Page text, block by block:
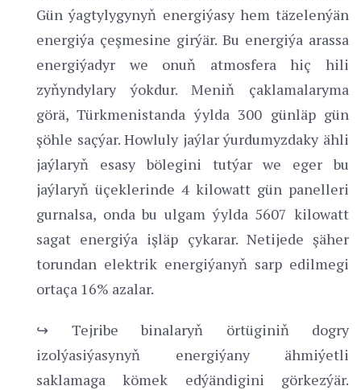
Gün ýagtylygynyň energiýasy hem täzelenýän
energiýa çeşmesine girýär. Bu energiýa arassa
energiýadyr we onuň atmosfera hiç hili
zyňyndylary ýokdur. Meniň çaklamalaryma
görä, Türkmenistanda ýylda 300 günläp gün
şöhle saçýar. Howluly jaýlar ýurdumyzdaky ähli
jaýlaryň esasy bölegini tutýar we eger bu
jaýlaryň üçeklerinde 4 kilowatt gün panelleri
gurnalsa, onda bu ulgam ýylda 5607 kilowatt
sagat energiýa işläp çykarar. Netijede şäher
torundan elektrik energiýanyň sarp edilmegi
ortaça 16% azalar.
↪ Tejribe binalaryň örtüginiň dogry
izolýasiýasynyň energiýany ähmiýetli
saklamaga kömek edýändigini görkezýär.